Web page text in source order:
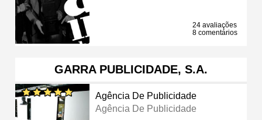
24 avaliações
8 comentários
GARRA PUBLICIDADE, S.A.
Agência De Publicidade
Agência De Publicidade